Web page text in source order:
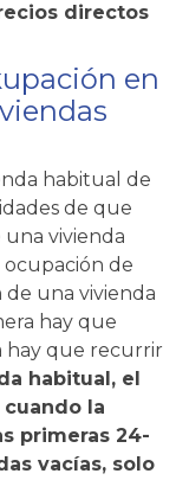
directos
en
habitual de
de que
una vivienda
ocupación de
una vivienda
hay que
hay que recurrir
habitual, el
la
primeras 24-
vacías, solo